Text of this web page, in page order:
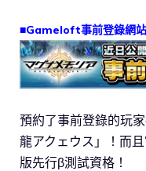
■Gameloft事前登錄網
預約了事前登錄的玩
龍アクェウス」！而
版先行β測試資格！